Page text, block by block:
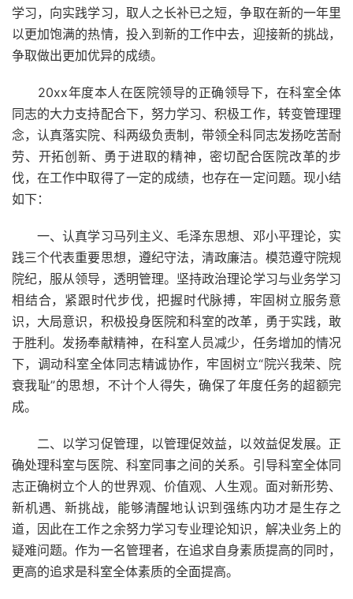
学习，向实践学习，取人之长补已之短，争取在新的一年里
以更加饱满的热情，投入到新的工作中去，迎接新的挑战，
争取做出更加优异的成绩。
20xx年度本人在医院领导的正确领导下，在科室全体
同志的大力支持配合下，努力学习、积极工作，转变管理理
念，认真落实院、科两级负责制，带领全科同志发扬吃苦耐
劳、开拓创新、勇于进取的精神，密切配合医院改革的步
伐，在工作中取得了一定的成绩，也存在一定问题。现小结
如下：
一、认真学习马列主义、毛泽东思想、邓小平理论，实
践三个代表重要思想，遵纪守法，清政廉洁。模范遵守院规
院纪，服从领导，透明管理。坚持政治理论学习与业务学习
相结合，紧跟时代步伐，把握时代脉搏，牢固树立服务意
识，大局意识，积极投身医院和科室的改革，勇于实践，敢
于胜利。发扬奉献精神，在科室人员减少，任务增加的情况
下，调动科室全体同志精诚协作，牢固树立“院兴我荣、院
衰我耻”的思想，不计个人得失，确保了年度任务的超额完
成。
二、以学习促管理，以管理促效益，以效益促发展。正
确处理科室与医院、科室同事之间的关系。引导科室全体同
志正确树立个人的世界观、价值观、人生观。面对新形势、
新机遇、新挑战，能够清醒地认识到强练内功才是生存之
道，因此在工作之余努力学习专业理论知识，解决业务上的
疑难问题。作为一名管理者，在追求自身素质提高的同时，
更高的追求是科室全体素质的全面提高。